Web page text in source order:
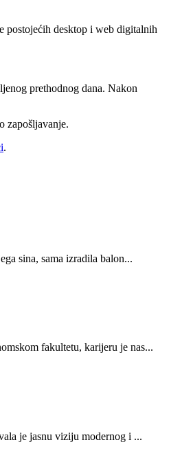
postojećih desktop i web digitalnih
prethodnog dana. Nakon
zapošljavanje.
.
sina, sama izradila balon...
fakultetu, karijeru je nas...
je jasnu viziju modernog i ...